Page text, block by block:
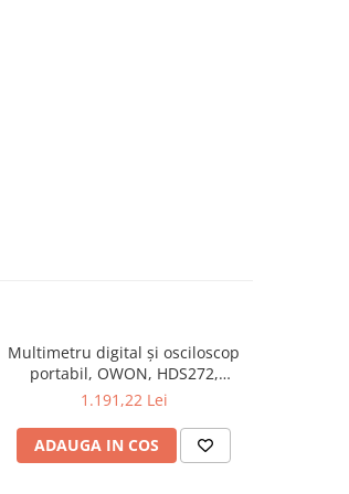
Multimetru digital și osciloscop
portabil, OWON, HDS272,
200mV-1kV, 200mA-
1.191,22 Lei
ADAUGA IN COS